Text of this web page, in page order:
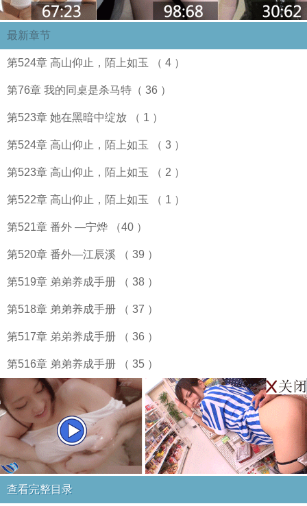
最新章节
第524章 高山仰止，陌上如玉 （ 4 ）
第76章 我的同桌是杀马特（ 36 ）
第523章 她在黑暗中绽放 （ 1 ）
第524章 高山仰止，陌上如玉 （ 3 ）
第523章 高山仰止，陌上如玉 （ 2 ）
第522章 高山仰止，陌上如玉 （ 1 ）
第521章 番外 —宁烨 （40 ）
第520章 番外—江辰溪 （ 39 ）
第519章 弟弟养成手册 （ 38 ）
第518章 弟弟养成手册 （ 37 ）
第517章 弟弟养成手册 （ 36 ）
第516章 弟弟养成手册 （ 35 ）
查看完整目录